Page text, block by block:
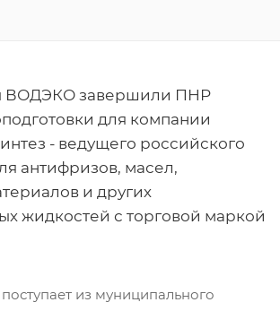
ВОДЭКО завершили ПНР
для компании
- ведущего российского
антифризов, масел,
и других
жидкостей с торговой маркой
из муниципального